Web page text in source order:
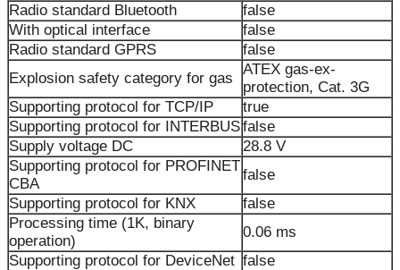
Radio standard Bluetooth
false
With optical interface
false
Radio standard GPRS
false
Explosion safety category for gas
ATEX gas-ex-
protection, Cat. 3G
Supporting protocol for TCP/IP
true
Supporting protocol for INTERBUSfalse
Supply voltage DC
28.8 V
Supporting protocol for PROFINET
CBA
false
Supporting protocol for KNX
false
Processing time (1K, binary
operation)
0.06 ms
Supporting protocol for DeviceNet false